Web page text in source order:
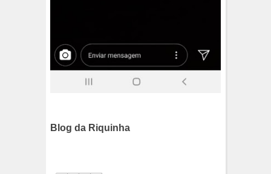
Blog da Riquinha